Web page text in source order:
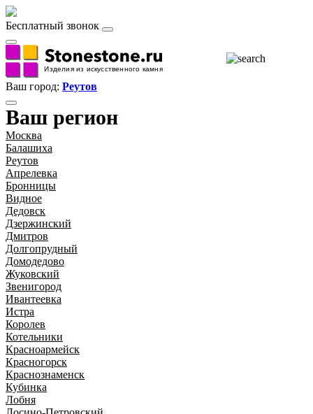
Бесплатный звонок
Ваш город: Реутов
Ваш регион
Москва
Балашиха
Реутов
Апрелевка
Бронницы
Видное
Дедовск
Дзержинский
Дмитров
Долгопрудный
Домодедово
Жуковский
Звенигород
Ивантеевка
Истра
Королев
Котельники
Красноармейск
Красногорск
Краснознаменск
Кубинка
Лобня